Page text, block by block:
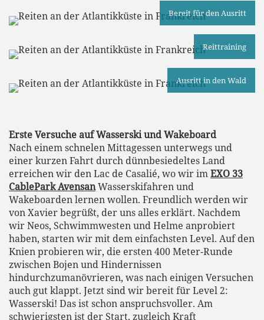
Bereit für den Ausritt
Reittraining
Ausritt in den Wald
Erste Versuche auf Wasserski und Wakeboard
Nach einem schnelen Mittagessen unterwegs und
einer kurzen Fahrt durch dünnbesiedeltes Land
erreichen wir den Lac de Casalié, wo wir imEXO 33
CablePark AvensanWasserskifahren und
Wakeboarden lernen wollen. Freundlich werden wir
von Xavier begrüßt, der uns alles erklärt. Nachdem
wir Neos, Schwimmwesten und Helme anprobiert
haben, starten wir mit dem einfachsten Level. Auf den
Knien probieren wir, die ersten 400 Meter-Runde
zwischen Bojen und Hindernissen
hindurchzumanövrieren, was nach einigen Versuchen
auch gut klappt. Jetzt sind wir bereit für Level 2:
Wasserski! Das ist schon anspruchsvoller. Am
schwierigsten ist der Start, zugleich Kraft